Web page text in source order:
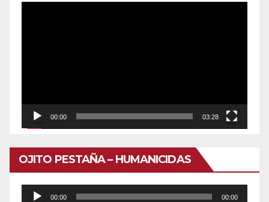
00:00 03:28
OJITO PESTAÑA – HUMANICIDAS
Reproductor
00:00 00:00